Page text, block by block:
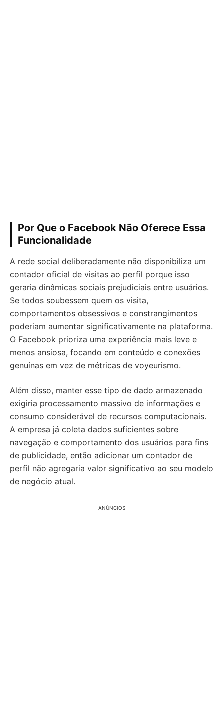
Por Que o Facebook Não Oferece Essa
Funcionalidade
A rede social deliberadamente não disponibiliza um
contador oficial de visitas ao perfil porque isso
geraria dinâmicas sociais prejudiciais entre usuários.
Se todos soubessem quem os visita,
comportamentos obsessivos e constrangimentos
poderiam aumentar significativamente na plataforma.
O Facebook prioriza uma experiência mais leve e
menos ansiosa, focando em conteúdo e conexões
genuínas em vez de métricas de voyeurismo.
Além disso, manter esse tipo de dado armazenado
exigiria processamento massivo de informações e
consumo considerável de recursos computacionais.
A empresa já coleta dados suficientes sobre
navegação e comportamento dos usuários para fins
de publicidade, então adicionar um contador de
perfil não agregaria valor significativo ao seu modelo
de negócio atual.
ANÚNCIOS